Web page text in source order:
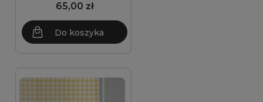
65,00 zł
Do koszyka